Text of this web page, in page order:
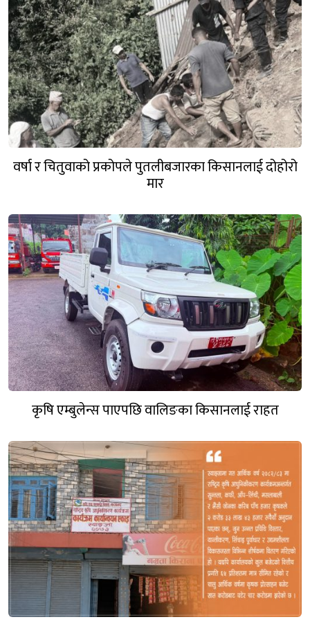
वर्षा र चितुवाको प्रकोपले पुतलीबजारका किसानलाई दोहोरो
मार
कृषि एम्बुलेन्स पाएपछि वालिङका किसानलाई राहत